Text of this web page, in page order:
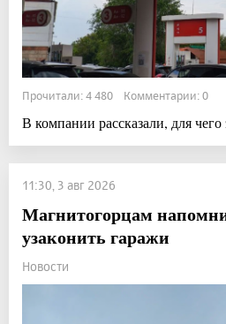
Прочитали: 4 480 Комментарии: 0
В компании рассказали, для чего
11:30, 3 авг 2026
Магнитогорцам
узаконить гаражи
Новости